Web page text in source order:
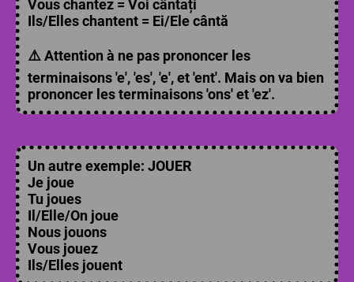
Vous chantez = Voi cântați
Ils/Elles chantent = Ei/Ele cântă
⚠️ Attention à ne pas prononcer les
terminaisons 'e', 'es', 'e', et 'ent'. Mais on va bien
prononcer les terminaisons 'ons' et 'ez'.
Un autre exemple: JOUER
Je joue
Tu joues
Il/Elle/On joue
Nous jouons
Vous jouez
Ils/Elles jouent